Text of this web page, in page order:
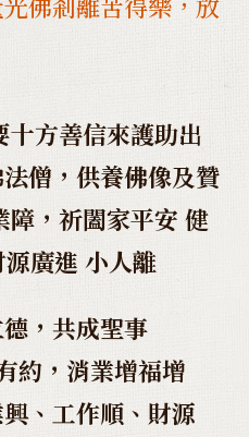
十方善信來護助出
僧，供養佛像及贊
障，祈闔家平安 健
廣進 小人離
，共成聖事
約，消業增福增
、工作順、財源